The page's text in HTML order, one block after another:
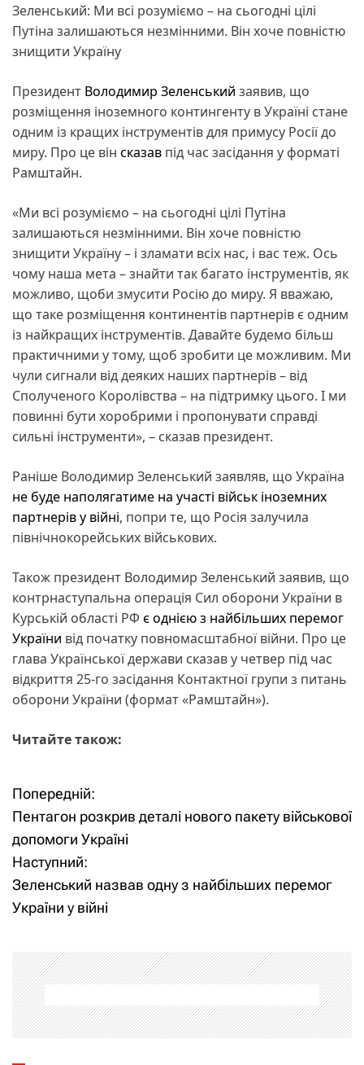
Зеленський: Ми всі розуміємо – на сьогодні цілі
Путіна залишаються незмінними. Він хоче повністю
знищити Україну
Президент Володимир Зеленський заявив, що
розміщення іноземного контингенту в Україні стане
одним із кращих інструментів для примусу Росії до
миру. Про це він сказав під час засідання у форматі
Рамштайн.
«Ми всі розуміємо – на сьогодні цілі Путіна
залишаються незмінними. Він хоче повністю
знищити Україну – і зламати всіх нас, і вас теж. Ось
чому наша мета – знайти так багато інструментів, як
можливо, щоби змусити Росію до миру. Я вважаю,
що таке розміщення континентів партнерів є одним
із найкращих інструментів. Давайте будемо більш
практичними у тому, щоб зробити це можливим. Ми
чули сигнали від деяких наших партнерів – від
Сполученого Королівства – на підтримку цього. І ми
повинні бути хоробрими і пропонувати справді
сильні інструменти», – сказав президент.
Раніше Володимир Зеленський заявляв, що Україна
не буде наполягатиме на участі військ іноземних
партнерів у війні, попри те, що Росія залучила
північнокорейських військових.
Також президент Володимир Зеленський заявив, що
контрнаступальна операція Сил оборони України в
Курській області РФ є однією з найбільших перемог
України від початку повномасштабної війни. Про це
глава Української держави сказав у четвер під час
відкриття 25-го засідання Контактної групи з питань
оборони України (формат «Рамштайн»).
Читайте також:
Н
а
в
і
а
ц
і
Попередній:
Пентагон розкрив деталі нового пакету військової
допомоги Україні
Наступний:
Зеленський назвав одну з найбільших перемог
України у війні